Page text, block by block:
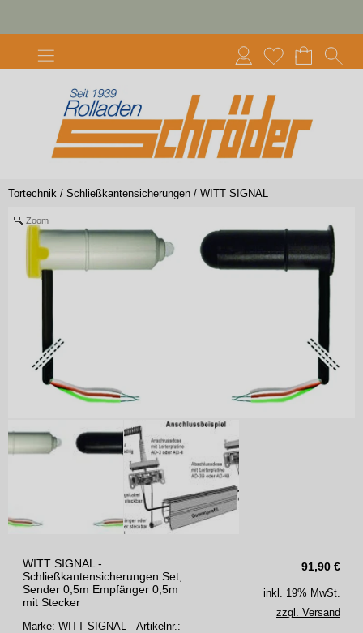
Tortechnik / Schließkantensicherungen / WITT SIGNAL
Zoom
91,90 €
WITT SIGNAL -
Schließkantensicherungen Set,
Sender 0,5m Empfänger 0,5m
mit Stecker
Marke: WITT SIGNAL Artikelnr.:
inkl. 19% MwSt.
zzgl. Versand